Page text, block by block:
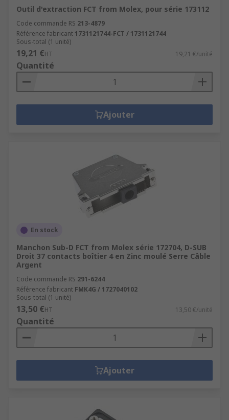
Outil d'extraction FCT from Molex, pour série 173112
Code commande RS 213-4879
Référence fabricant 1731121744-FCT / 1731121744
Sous-total (1 unité)
19,21 €HT 19,21 €/unité
Quantité
Ajouter
En stock
Manchon Sub-D FCT from Molex série 172704, D-SUB
Droit 37 contacts boîtier 4 en Zinc moulé Serre Câble
Argent
Code commande RS 291-6244
Référence fabricant FMK4G / 1727040102
Sous-total (1 unité)
13,50 €HT 13,50 €/unité
Quantité
Ajouter